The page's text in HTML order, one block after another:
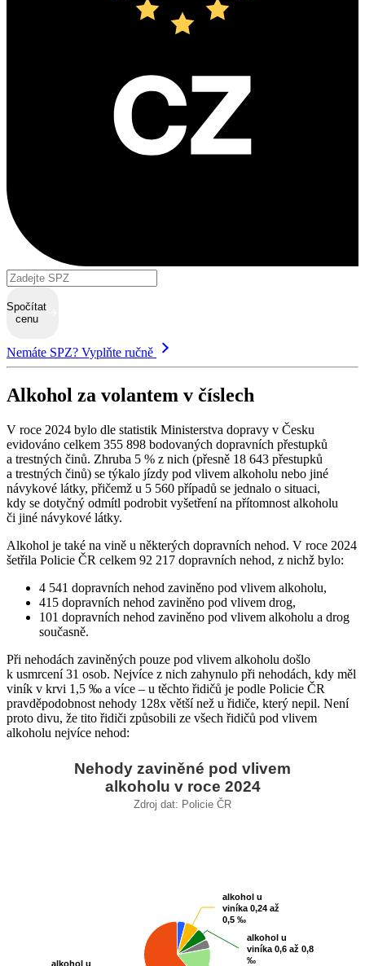
Spočítat
cenu
Nemáte SPZ? Vyplňte ručně
Alkohol za volantem v číslech
V roce 2024 bylo dle statistik Ministerstva dopravy v Česku
evidováno celkem 355 898 bodovaných dopravních přestupků
a trestných činů. Zhruba 5 % z nich (přesně 18 643 přestupků
a trestných činů) se týkalo jízdy pod vlivem alkoholu nebo jiné
návykové látky, přičemž u 5 560 případů se jednalo o situaci,
kdy se dotyčný odmítl podrobit vyšetření na přítomnost alkoholu
či jiné návykové látky.
Alkohol je také na vině u některých dopravních nehod. V roce 2024
šetřila Policie ČR celkem 92 217 dopravních nehod, z nichž bylo:
4 541 dopravních nehod zaviněno pod vlivem alkoholu,
415 dopravních nehod zaviněno pod vlivem drog,
101 dopravních nehod zaviněno pod vlivem alkoholu a drog
současně.
Při nehodách zaviněných pouze pod vlivem alkoholu došlo
k usmrcení 31 osob. Nejvíce z nich zahynulo při nehodách, kdy měl
viník v krvi 1,5 ‰ a více – u těchto řidičů je podle Policie ČR
pravděpodobnost nehody 128x větší než u řidiče, který nepil. Není
proto divu, že tito řidiči způsobili ze všech řidičů pod vlivem
alkoholu nejvíce nehod:
Nehody zaviněné pod vlivem alkoholu v roce
Pie chart with 6 slices.
Nehody zaviněné pod vlivem
alkoholu v roce 2024
Zdroj dat: Policie ČR
alkohol u
viníka 0,24 až
0,5 ‰
alkohol u
viníka 0,24 až
0,5 ‰
alkohol u
viníka 0,6 až 0,8
‰
alkohol u
viníka 0,6 až 0,8
‰
alkohol u
alkohol u